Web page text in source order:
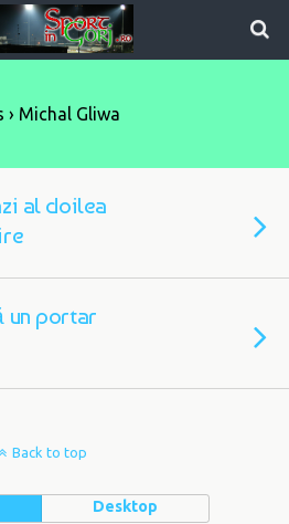
› Michal Gliwa
al doilea
un portar
Back to top
Desktop